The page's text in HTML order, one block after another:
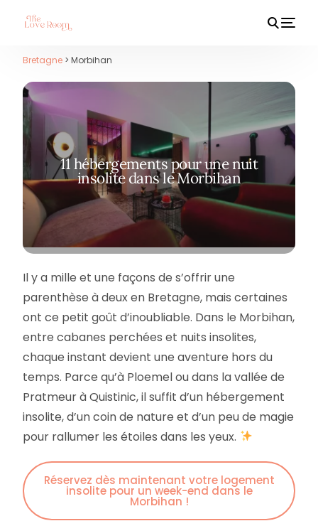
Bretagne > Morbihan
11 hébergements pour une nuit
insolite dans le Morbihan
Il y a mille et une façons de s’offrir une
parenthèse à deux en Bretagne, mais certaines
ont ce petit goût d’inoubliable. Dans le Morbihan,
entre cabanes perchées et nuits insolites,
chaque instant devient une aventure hors du
temps. Parce qu’à Ploemel ou dans la vallée de
Pratmeur à Quistinic, il suffit d’un hébergement
insolite, d’un coin de nature et d’un peu de magie
pour rallumer les étoiles dans les yeux.
Réservez dès maintenant votre logement
insolite pour un week-end dans le
Morbihan !